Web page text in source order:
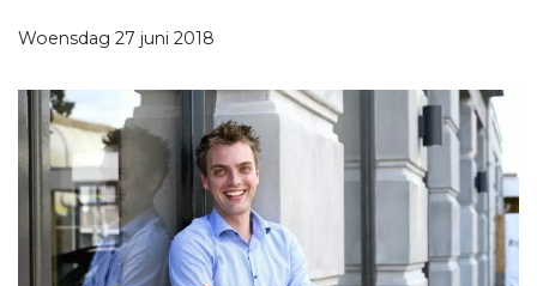
Woensdag 27 juni 2018